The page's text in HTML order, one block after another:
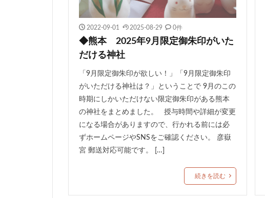
2022-09-01 2025-08-29 0件
◆熊本 2025年9月限定御朱印がいた
だける神社
「9月限定御朱印が欲しい！」「9月限定御朱印
がいただける神社は？」ということで 9月のこの
時期にしかいただけない限定御朱印がある熊本
の神社をまとめました。 授与時間や詳細が変更
になる場合がありますので、行かれる前には必
ずホームページやSNSをご確認ください。 彦嶽
宮 郵送対応可能です。 […]
続きを読む